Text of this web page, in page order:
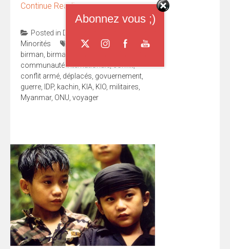
Continue Reading→
Posted in Droits de l'homme
Minorités
Tagged armes
birman, birmanie
communauté internationale,conflit,
conflit armé, déplacés, govuernement,
guerre, IDP, kachin, KIA, KIO, militaires,
Myanmar, ONU, voyager
Abonnez vous ;)